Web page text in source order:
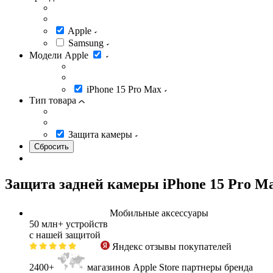
Apple
Samsung
Модели Apple
iPhone 15 Pro Max
Тип товара
Защита камеры
Защита задней камеры iPhone 15 Pro
Мобильные аксессуары
50 млн+ устройств
с нашей защитой
Яндекс отзывы покупателей
2400+
магазинов Apple Store партнеры бренда